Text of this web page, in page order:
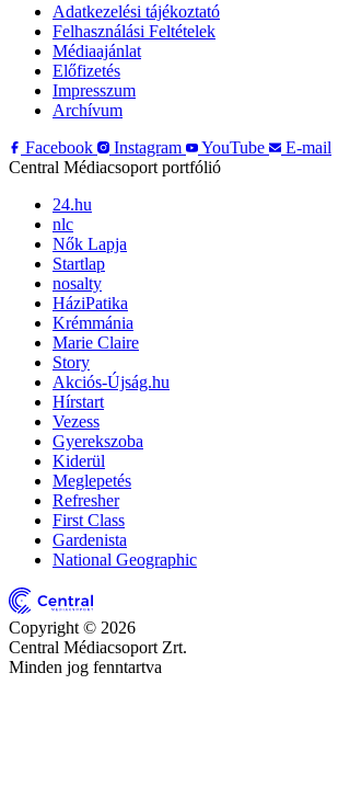
Adatkezelési tájékoztató
Felhasználási Feltételek
Médiaajánlat
Előfizetés
Impresszum
Archívum
Facebook
Instagram YouTube
E-mail
Central Médiacsoport portfólió
24.hu
nlc
Nők Lapja
Startlap
nosalty
HáziPatika
Krémmánia
Marie Claire
Story
Akciós-Újság.hu
Hírstart
Vezess
Gyerekszoba
Kiderül
Meglepetés
Refresher
First Class
Gardenista
National Geographic
Copyright © 2026
Central Médiacsoport Zrt.
Minden jog fenntartva